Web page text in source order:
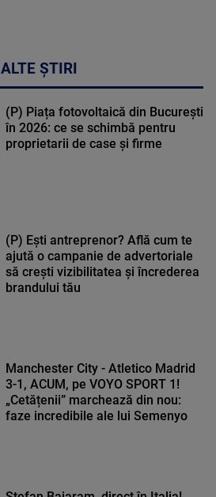
ALTE ȘTIRI
(P) Piața fotovoltaică din București
în 2026: ce se schimbă pentru
proprietarii de case și firme
(P) Ești antreprenor? Află cum te
ajută o campanie de advertoriale
să crești vizibilitatea și încrederea
brandului tău
Manchester City - Atletico Madrid
3-1, ACUM, pe VOYO SPORT 1!
„Cetățenii” marchează din nou:
faze incredibile ale lui Semenyo